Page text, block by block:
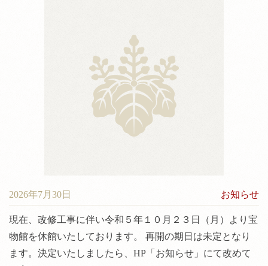
2026年7月30日 お知らせ
現在、改修工事に伴い令和５年１０月２３日（月）より宝
物館を休館いたしております。 再開の期日は未定となり
ます。決定いたしましたら、HP「お知らせ」にて改めて